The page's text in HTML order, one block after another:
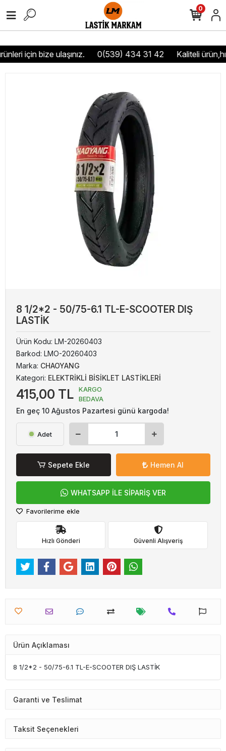
için bize ulaşınız. 0(539) 434 31 42 Kaliteli
0
8 1/2*2 - 50/75-6.1 TL-E-SCOOTER DIŞ
LASTİK
Ürün Kodu: LM-20260403
Barkod: LMO-20260403
Marka: CHAOYANG
Kategori: ELEKTRİKLİ BİSİKLET LASTİKLERİ
415,00 TL
KARGO
BEDAVA
En geç 10 Ağustos Pazartesi günü kargoda!
Adet
Sepete Ekle Hemen Al
WHATSAPP İLE SİPARİŞ VER
Favorilerime ekle
Hızlı Gönderi Güvenli Alışveriş
Ürün Açıklaması
8 1/2*2 - 50/75-6.1 TL-E-SCOOTER DIŞ LASTİK
Garanti ve Teslimat
Taksit Seçenekleri